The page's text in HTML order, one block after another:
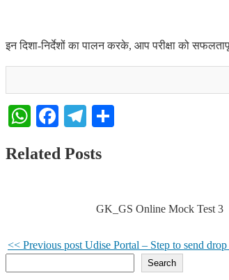
इन दिशा-निर्देशों का पालन करके, आप परीक्षा को
WhatsApp
Facebook
Telegram
Related Posts
GK_GS Online Mock Test 3
<< Previous post Udise Portal – Step to send
Search